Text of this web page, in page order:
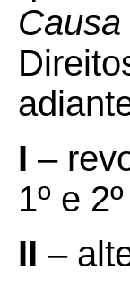
I –
1º e
II –